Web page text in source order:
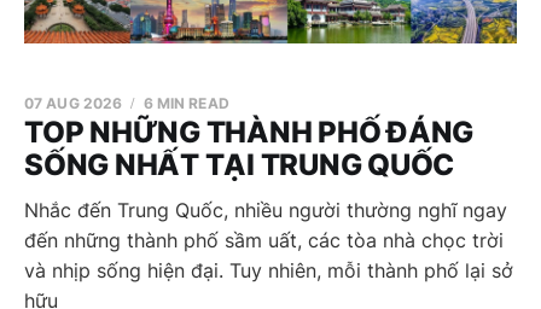
TOP NHỮNG THÀNH PHỐ ĐÁNG
SỐNG NHẤT TẠI TRUNG QUỐC
07 AUG 2026 6 MIN READ
Nhắc đến Trung Quốc, nhiều người thường nghĩ ngay
đến những thành phố sầm uất, các tòa nhà chọc trời
và nhịp sống hiện đại. Tuy nhiên, mỗi thành phố lại sở
hữu